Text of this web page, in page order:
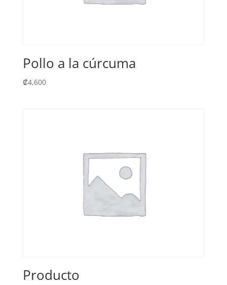
Pollo a la cúrcuma
₡4,600
Producto